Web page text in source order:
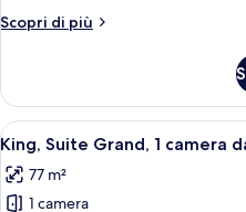
Scopri di più
Altri
Camera
Grand
Apri
tutte
le
11
King, Suite Grand, 1 camera
77 m²
1 camera